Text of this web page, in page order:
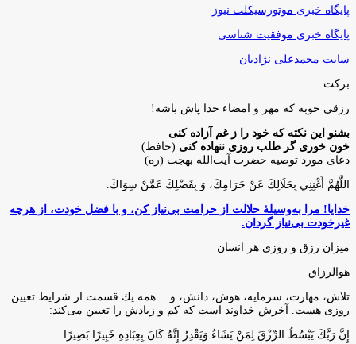
پایگاه خبری موتورسیکلت نیوز
پایگاه خبری موفقیت شناسی
سایت محمدعلی نژادیان
برکت
رزقی خوبه كه مهر و امضاء خدا پاش باشه!
بشنو این نکته که خود را ز غم آزاده کنی
خون خوری گر طلب روزی ننهاده کنی (حافظ)
دعای مورد توصیه حضرت آیت‌الله بهجت (ره)
اللَّهُمَّ أَغْنِنِي بِحَلَالِكَ عَنْ حَرَامِكَ، وَ بِفَضْلِكَ عَمَّنْ سِوَاكَ‏.
خدایا! مرا به‌وسیلۀ حلالت از حرامت بی‌نیاز کن، و با فضل خودت، از هرچه
غیرخودت بی‌نیاز گردان.
میزان رزق و روزی هر انسان
هوالرزاق
تلاش، مهارت، سرمايه، هوش، دانش، و… همه يك قسمت از شرايط تعيين
روزى هست. آخرش خداوند است كه كم و زيادش را تعيين مى‌كند:
إِنَّ رَبَّكَ يَبْسُطُ الرِّزْقَ لِمَنْ يَشَاءُ وَيَقْدِرُ إِنَّهُ كَانَ بِعِبَادِهِ خَبِيرًا بَصِيرًا